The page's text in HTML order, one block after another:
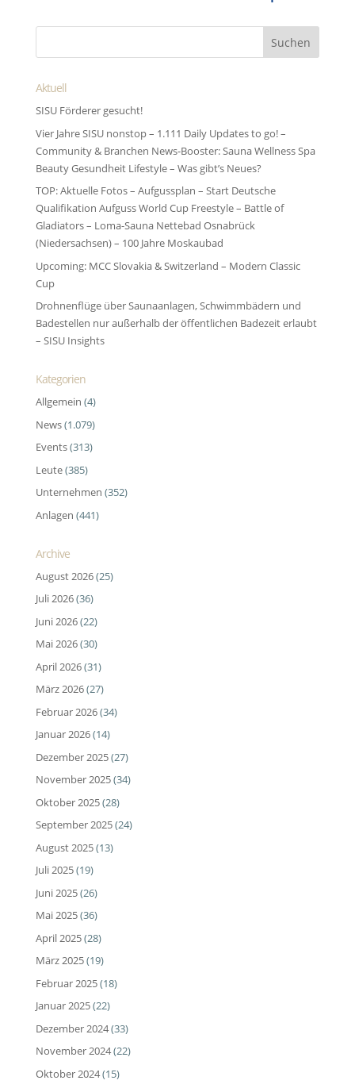
Aktuell
SISU Förderer gesucht!
Vier Jahre SISU nonstop – 1.111 Daily Updates to go! –
Community & Branchen News-Booster: Sauna Wellness Spa
Beauty Gesundheit Lifestyle – Was gibt’s Neues?
TOP: Aktuelle Fotos – Aufgussplan – Start Deutsche
Qualifikation Aufguss World Cup Freestyle – Battle of
Gladiators – Loma-Sauna Nettebad Osnabrück
(Niedersachsen) – 100 Jahre Moskaubad
Upcoming: MCC Slovakia & Switzerland – Modern Classic
Cup
Drohnenflüge über Saunaanlagen, Schwimmbädern und
Badestellen nur außerhalb der öffentlichen Badezeit erlaubt
– SISU Insights
Kategorien
Allgemein (4)
News(1.079)
Events(313)
Leute(385)
Unternehmen (352)
Anlagen (441)
Archive
August 2026(25)
Juli 2026(36)
Juni 2026(22)
Mai 2026(30)
April 2026(31)
März 2026(27)
Februar 2026(34)
Januar 2026(14)
Dezember 2025(27)
November 2025(34)
Oktober 2025(28)
September 2025(24)
August 2025(13)
Juli 2025(19)
Juni 2025(26)
Mai 2025(36)
April 2025(28)
März 2025(19)
Februar 2025(18)
Januar 2025(22)
Dezember 2024(33)
November 2024(22)
Oktober 2024(15)